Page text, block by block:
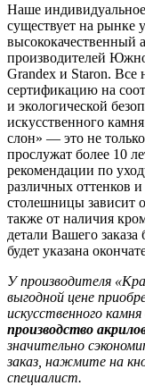
Наше индивидуальное
существует на рынке
высококачественный
производителей
Grandex и Staron. Все
сертификацию на
и экологической
искусственного
слон» — это не
прослужат более 10
рекомендации по
различных оттенков
столешницы зависит
также от наличия
детали Вашего
будет указана
У производителя
выгодной цене
искусственного
производство
значительно
заказ, нажмите на
специалист.